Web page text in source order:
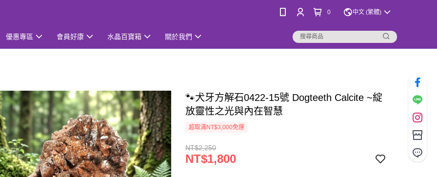
0 中文 (繁體)
優惠專區 會員好康 水晶百寶箱 關於我們
🐾犬牙方解石0422-15號 Dogteeth Calcite ~綻
放靈性之光與內在智慧
超取滿NT$3,000免運
NT$2,250
NT$1,800